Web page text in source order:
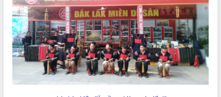
VĂN BẢN HĐND TỈNH
ĐIỂM TIN VĂN BẢN
QUY HOẠCH - KẾ HOẠCH